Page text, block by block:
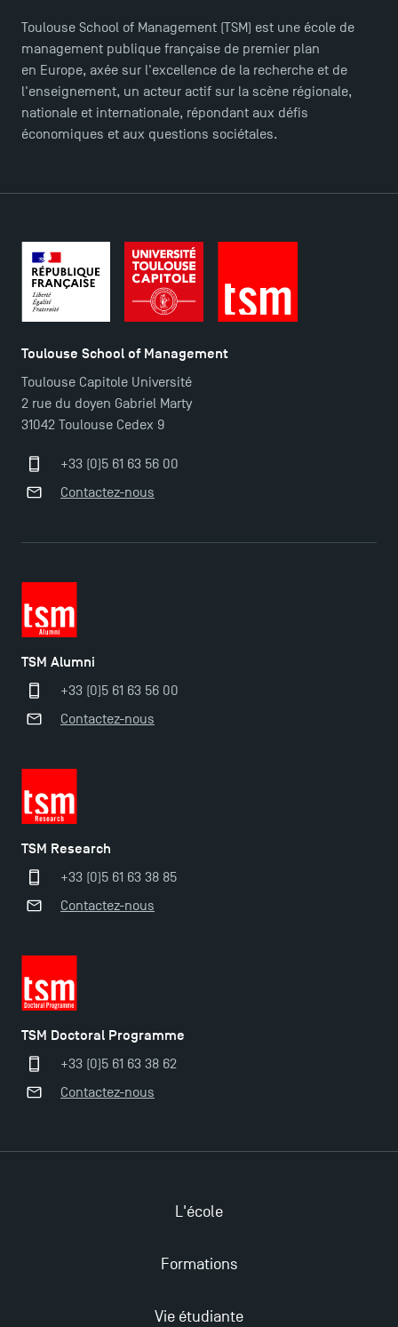
Ouverture des candidatures pour le Doctoral
Programme et le Master Finance en décembre
Candidatez en Licence 2 et Licence 3 pour l’année
2024-2025 à TSM !
Eduniversal
Mobilité sortante
TSM obtient la prestigieuse accréditation EQUIS en
professionnelles en alternance à TSM !
Nouvelles formations à Toulouse School of
Toulouse School of Management (TSM) est une école de
management publique française de premier plan
en Europe, axée sur l'excellence de la recherche et de
l'enseignement, un acteur actif sur la scène régionale,
nationale et internationale, répondant aux défis
économiques et aux questions sociétales.
Toulouse School of Management
Toulouse Capitole Université
2 rue du doyen Gabriel Marty
31042 Toulouse Cedex 9
+33 (0)5 61 63 56 00
Contactez-nous
TSM Alumni
+33 (0)5 61 63 56 00
Contactez-nous
TSM Research
+33 (0)5 61 63 38 85
Contactez-nous
TSM Doctoral Programme
+33 (0)5 61 63 38 62
Contactez-nous
L'école
Formations
Vie étudiante